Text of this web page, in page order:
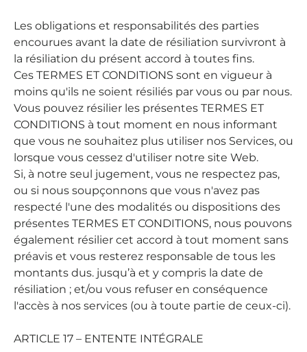
Les obligations et responsabilités des parties
encourues avant la date de résiliation survivront à
la résiliation du présent accord à toutes fins.
Ces TERMES ET CONDITIONS sont en vigueur à
moins qu'ils ne soient résiliés par vous ou par nous.
Vous pouvez résilier les présentes TERMES ET
CONDITIONS à tout moment en nous informant
que vous ne souhaitez plus utiliser nos Services, ou
lorsque vous cessez d'utiliser notre site Web.
Si, à notre seul jugement, vous ne respectez pas,
ou si nous soupçonnons que vous n'avez pas
respecté l'une des modalités ou dispositions des
présentes TERMES ET CONDITIONS, nous pouvons
également résilier cet accord à tout moment sans
préavis et vous resterez responsable de tous les
montants dus. jusqu’à et y compris la date de
résiliation ; et/ou vous refuser en conséquence
l'accès à nos services (ou à toute partie de ceux-ci).
ARTICLE 17 – ENTENTE INTÉGRALE